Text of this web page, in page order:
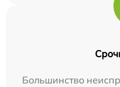
Большинство